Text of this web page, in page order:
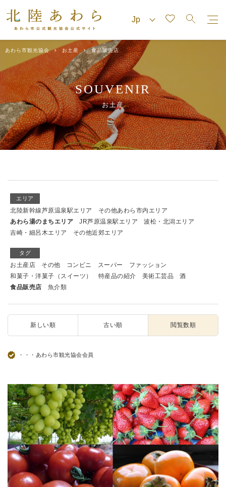
あわら市観光協会 お土産 食品販売店
SOUVENIR
お土産
エリア
北陸新幹線芦原温泉駅エリア
その他あわら市内エリア
あわら湯のまちエリア
JR芦原温泉駅エリア
波松・北潟エリア
吉崎・細呂木エリア
その他近郊エリア
タグ
お土産店 その他 コンビニ スーパー
ファッション
和菓子・洋菓子（スイーツ）
特産品の紹介 美術工芸品
酒
食品販売店
魚介類
新しい順 古い順 閲覧数順
・・・あわら市観光協会会員